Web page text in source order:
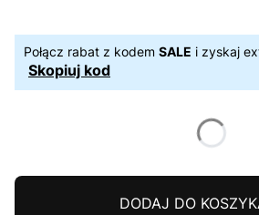
Połącz rabat z kodem SALE i zyskaj
Skopiuj kod
DODAJ DO